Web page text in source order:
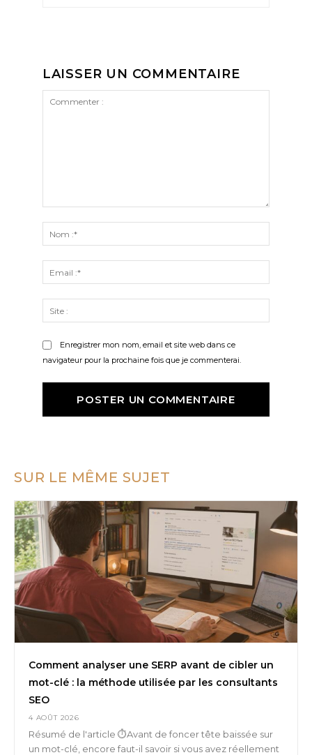
LAISSER UN COMMENTAIRE
:*
:*
:
Enregistrer mon nom, email et site web dans ce
navigateur pour la prochaine fois que je commenterai.
SUR LE MÊME SUJET
Comment analyser une SERP avant de cibler un
mot-clé : la méthode utilisée par les consultants
SEO
4 AOÛT 2026
Résumé de l'article ⏱️Avant de foncer tête baissée sur
un mot-clé, encore faut-il savoir si vous avez réellement